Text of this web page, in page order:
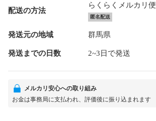
配送の方法
らくらくメルカリ便
匿名配送
発送元の地域 群馬県
発送までの日数 2~3日で発送
メルカリ安心への取り組み
お金は事務局に支払われ、評価後に振り込まれます